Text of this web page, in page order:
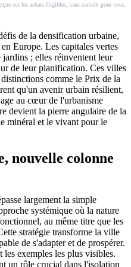
sur les achats éligibles, sans surcoût pour vous.
de la densification urbaine,
Europe. Les capitales vertes
jardins ; elles réinventent leur
de leur planification. Ces villes
comme le Prix de la
qu'un avenir urbain résilient,
au cœur de l'urbanisme
devient la pierre angulaire de la
minéral et le vivant pour le
nouvelle colonne
largement la simple
systémique où la nature
au même titre que les
stratégie transforme la ville
de s'adapter et de prospérer.
les exemples les plus visibles.
un rôle crucial dans l'isolation